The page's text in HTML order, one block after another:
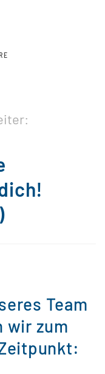
Team
wir zum